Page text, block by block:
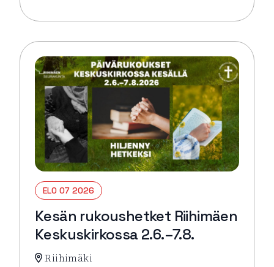
Lue lisää tapahtumasta Kesän rukoushetket
ELO 07 2026
Kesän rukoushetket Riihimäen
Keskuskirkossa 2.6.–7.8.
Riihimäki